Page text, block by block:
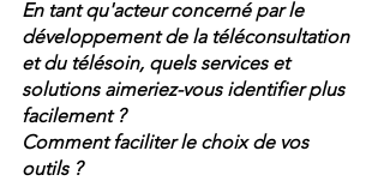
En tant qu'acteur concerné par le
développement de la téléconsultation
et du télésoin, quels services et
solutions aimeriez-vous identifier plus
facilement ?
Comment faciliter le choix de vos
outils ?